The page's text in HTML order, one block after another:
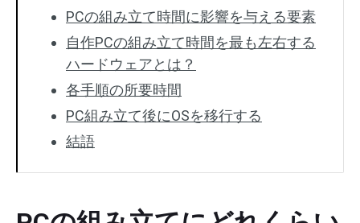
PCの組み立て時間に影響を与える要素
自作PCの組み立て時間を最も左右する
ハードウェアとは？
各手順の所要時間
PC組み立て後にOSを移行する
結語